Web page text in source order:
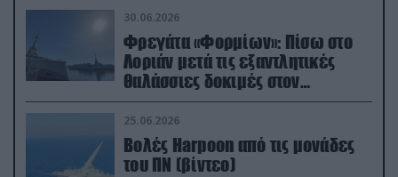
30.06.2026
Φρεγάτα «Φορμίων»: Πίσω στο
Λοριάν μετά τις εξαντλητικές
θαλάσσιες δοκιμές στον
απαιτητικό Βισκαϊκό
25.06.2026
Βολές Harpoon από τις μονάδες
του ΠΝ (βίντεο)